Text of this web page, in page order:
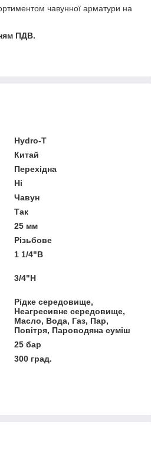
чавунної арматури на
ПДВ.
Hydro-T
Китай
Перехідна
Ні
Чавун
Так
25 мм
Різьбове
1 1/4"В
3/4"Н
Рідке середовище,
Неагресивне середовище,
Масло, Вода, Газ, Пар,
Повітря, Пароводяна суміш
25 бар
300 град.